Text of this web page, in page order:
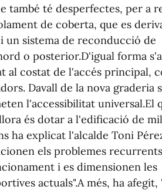
també té desperfectes, per a
de coberta, que es
un sistema de reconducció de
o posterior.D'igual forma
al costat de l'accés principal,
Davall de la nova graderia
l'accessibilitat universal.El
és dotar a l'edificació de
ha explicat l'alcalde Toni
els problemes
i es dimensionen les
actuals".A més, ha